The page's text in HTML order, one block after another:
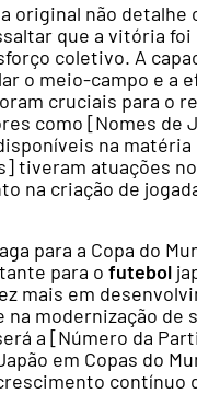
original não detalhe
que a vitória foi
coletivo. A
o meio-campo e a
cruciais para o
como [Nomes de
na
tiveram atuações
na criação de
para a Copa do
para o futebol
mais em
na modernização de
a [Número da
em Copas do
contínuo